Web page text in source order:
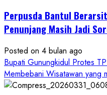
Cair
ke
Ketum
PWRI
RI
Minta
Perpusda Bantul
Penunjang Masih Jadi
Posted on 4 bulan ago
Bupati Gunungkidul Protes
Membebani Wisatawan yang